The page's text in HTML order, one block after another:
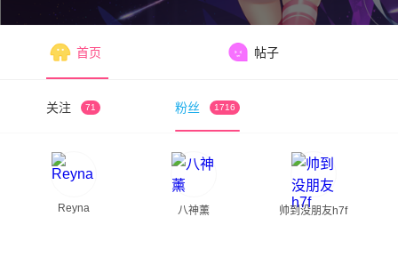
首页 帖子
关注 71 粉丝 1716
Reyna 八神薰 帅到没朋友h7f